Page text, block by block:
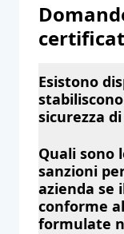
Esistono
sicurezza
Quali sono
sanzioni
azienda se
conforme
formulate